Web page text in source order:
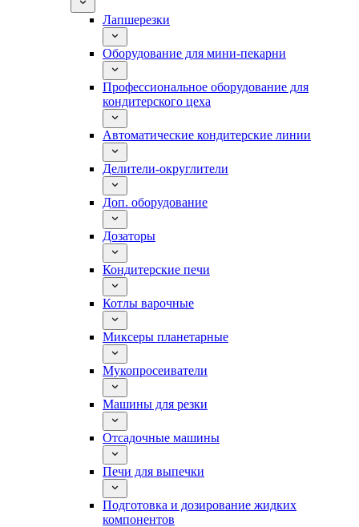
Лапшерезки
Оборудование для мини-пекарни
Профессиональное оборудование для
кондитерского цеха
Автоматические кондитерские линии
Делители-округлители
Доп. оборудование
Дозаторы
Кондитерские печи
Котлы варочные
Миксеры планетарные
Мукопросеиватели
Машины для резки
Отсадочные машины
Печи для выпечки
Подготовка и дозирование жидких
компонентов